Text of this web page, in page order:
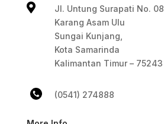

Jl. Untung Surapati No. 08
Karang Asam Ulu
Sungai Kunjang,
Kota Samarinda
Kalimantan Timur – 75243
(0541) 274888